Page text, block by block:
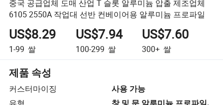
중국 공급업체 도매 산업 T 슬롯 알루미늄 압출 제조업체
6105 2550A 작업대 선반 컨베이어용 알루미늄 프로파일
US$8.29
1-99 쌀
US$7.94
100-299 쌀
US$7.60
300+ 쌀
제품 속성
커스터마이징
사용 가능